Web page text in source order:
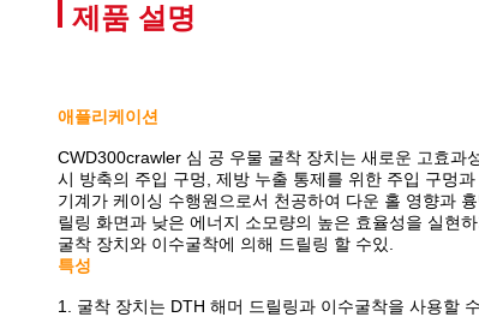
제품 설명
애플리케이션
CWD300crawler 심 공 우물 굴착 장치는 새로운 고효과
시 방축의 주입 구멍, 제방 누출 통제를 위한 주입 구멍
기계가 케이싱 수행원으로서 천공하여 다운 홀 영향과
릴링 화면과 낮은 에너지 소모량의 높은 효율성을 실현
굴착 장치와 이수굴착에 의해 드릴링 할 수있.
특성
1. 굴착 장치는 DTH 해머 드릴링과 이수굴착을 사용할